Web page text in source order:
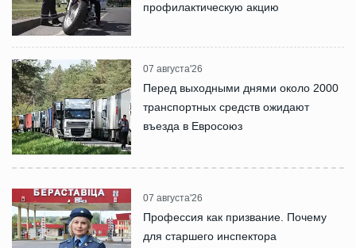
профилактическую акцию
07 августа'26
Перед выходными днями около 2000
транспортных средств ожидают
въезда в Евросоюз
07 августа'26
Профессия как призвание. Почему
для старшего инспектора